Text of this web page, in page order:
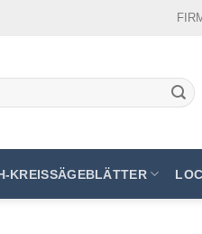
KREISSÄGEBLÄTTER